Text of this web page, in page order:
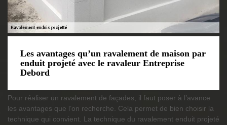
Les avantages qu’un ravalement de maison par
enduit projeté avec le ravaleur Entreprise
Debord
Pour réaliser un ravalement de façades, il faut poser à l’avance
les avantages que l’on recherche. Cela permet de bien choisir la
technique qui convient. La technique du ravalement enduit projeté